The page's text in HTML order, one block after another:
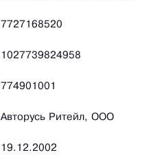
7727168520
1027739824958
774901001
Авторусь Ритейл, ООО
19.12.2002